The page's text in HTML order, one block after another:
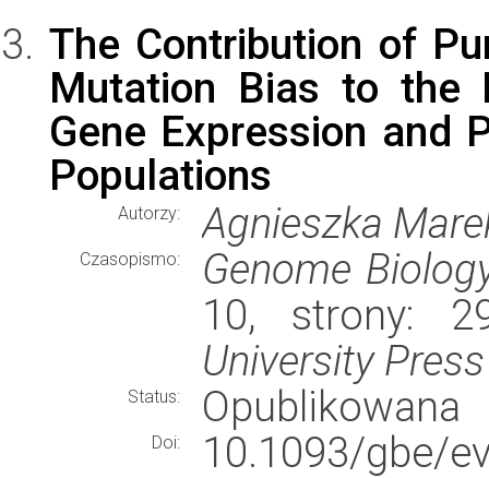
The Contribution of
Mutation Bias to the
Gene Expression and
Populations
Autorzy: Agnieszka
Czasopismo:
Genome
10, strony:
University Press
Status: Opublikowana
Doi: 10.1093/gbe/